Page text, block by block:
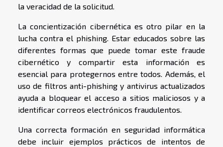
la veracidad de la solicitud.
La concientización cibernética es otro pilar en la
lucha contra el phishing. Estar educados sobre las
diferentes formas que puede tomar este fraude
cibernético y compartir esta información es
esencial para protegernos entre todos. Además, el
uso de filtros anti-phishing y antivirus actualizados
ayuda a bloquear el acceso a sitios maliciosos y a
identificar correos electrónicos fraudulentos.
Una correcta formación en seguridad informática
debe incluir ejemplos prácticos de intentos de